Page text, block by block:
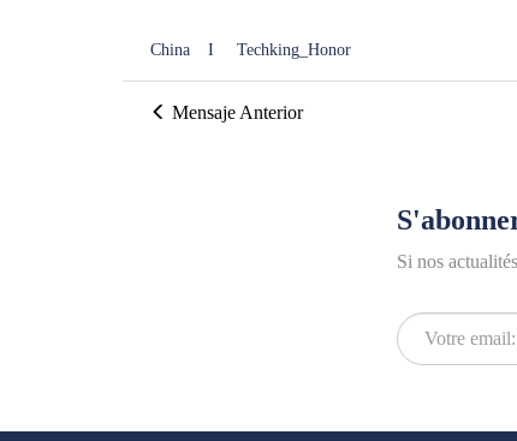
China I Techking_Honor
Mensaje Anterior
Si nos